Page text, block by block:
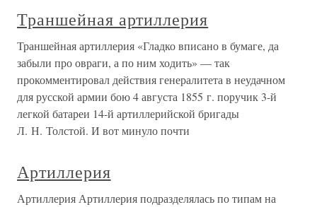
Траншейная артиллерия
Траншейная артиллерия «Гладко вписано в бумаге, да
забыли про овраги, а по ним ходить» — так
прокомментировал действия генералитета в неудачном
для русской армии бою 4 августа 1855 г. поручик 3-й
легкой батареи 14-й артиллерийской бригады
Л. Н. Толстой. И вот минуло почти
Артиллерия
Артиллерия Артиллерия подразделялась по типам на